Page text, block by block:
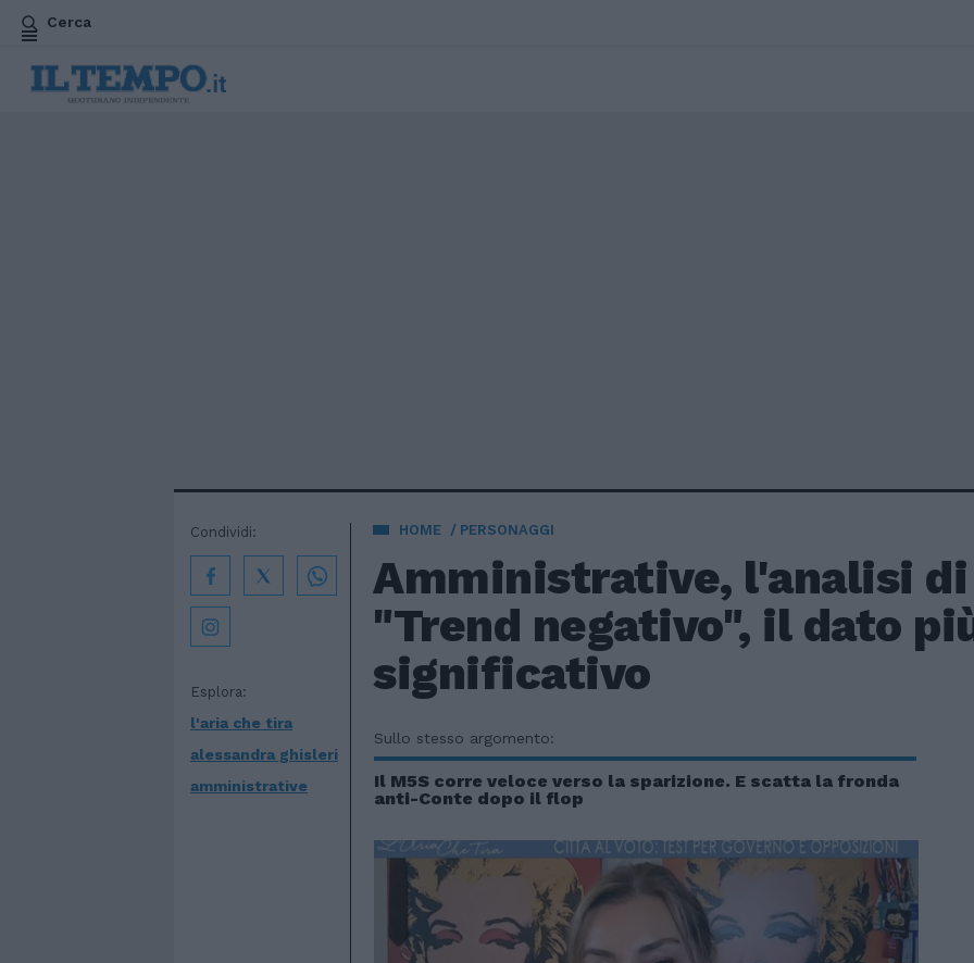
Cerca
HOME PERSONAGGI
Amministrative, l'analisi
"Trend negativo", il dato
significativo
Esplora:
l'aria che tira
alessandra ghisleri
amministrative
Condividi:
Sullo stesso argomento:
Il M5S corre veloce verso la sparizione. E scatta la fronda
anti-Conte dopo il flop